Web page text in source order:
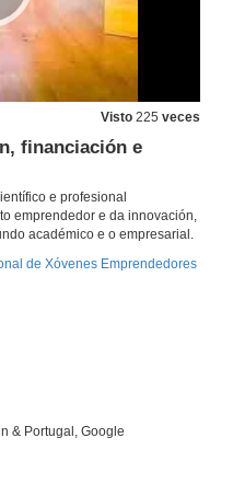
Visto 225 veces
financiación e
e profesional
emprendedor e da innovación,
académico e o empresarial.
de Xóvenes Emprendedores
& Portugal, Google
2018